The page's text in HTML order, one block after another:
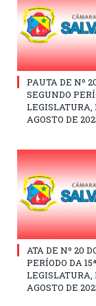
PAUTA DE Nº
SEGUNDO
LEGISLATURA,
AGOSTO DE
ATA DE Nº 20
PERÍODO DA 15ª
LEGISLATURA,
AGOSTO DE